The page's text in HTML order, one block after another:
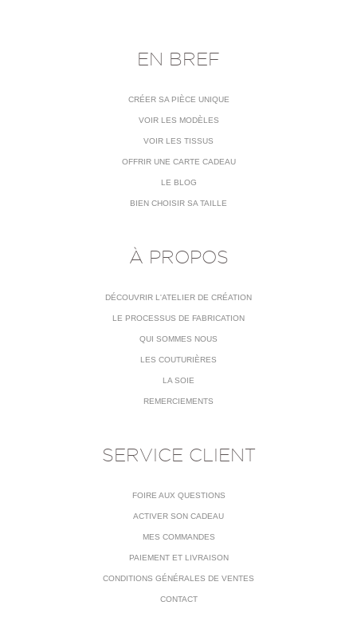
EN BREF
CRÉER SA PIÈCE UNIQUE
VOIR LES MODÈLES
VOIR LES TISSUS
OFFRIR UNE CARTE CADEAU
LE BLOG
BIEN CHOISIR SA TAILLE
À PROPOS
DÉCOUVRIR L'ATELIER DE CRÉATION
LE PROCESSUS DE FABRICATION
QUI SOMMES NOUS
LES COUTURIÈRES
LA SOIE
REMERCIEMENTS
SERVICE CLIENT
FOIRE AUX QUESTIONS
ACTIVER SON CADEAU
MES COMMANDES
PAIEMENT ET LIVRAISON
CONDITIONS GÉNÉRALES DE VENTES
CONTACT